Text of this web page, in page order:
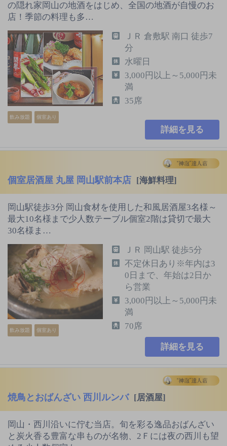
の隠れ家岡山の地酒をはじめ、全国の地酒が自慢のお
店！季節の料理も多…
飲み放題 個室あり
ＪＲ 倉敷駅 南口 徒歩7
分
水曜日
3,000円以上～5,000円未
満
35席
詳細を見る
個室居酒屋 丸屋 岡山駅前本店 [海鮮料理]
岡山駅徒歩3分 岡山食材を使用した和風居酒屋3名様～
最大10名様まで少人数テーブル個室2階は貸切で最大
30名様ま…
飲み放題 個室あり
ＪＲ 岡山駅 徒歩5分
不定休日あり※年内は3
0日まで、年始は2日か
ら営業
3,000円以上～5,000円未
満
70席
詳細を見る
焼鳥とおばんざい 西川ルンバ [居酒屋]
岡山・西川沿いに佇む当店。旬を彩る逸品おばんざい
と炭火香る豊富な串ものが名物、2Ｆには夜の西川も望